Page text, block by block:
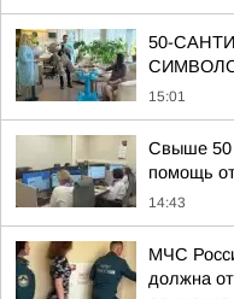
50-
15:01
Свыше 50
помощь
14:43
МЧС
должна